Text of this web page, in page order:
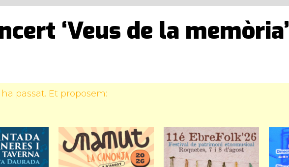
‘Veus de la memòria’
passat. Et proposem: